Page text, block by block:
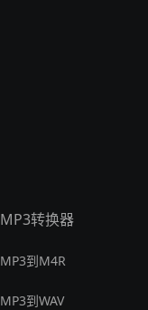
MP3转换器
MP3到M4R
MP3到WAV